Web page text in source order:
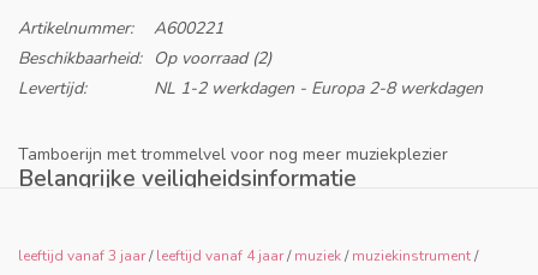
Artikelnummer:
A600221
Beschikbaarheid:
Op voorraad(2)
Levertijd:
NL 1-2 werkdagen - Europa 2-8 werkdagen
Tamboerijn met trommelvel voor nog meer muziekplezier
Belangrijke veiligheidsinformatie
dit specifieke product en gebruik het samen met een
leeftijd vanaf 3 jaar/leeftijd vanaf 4 jaar/muziek/muziekinstrument/